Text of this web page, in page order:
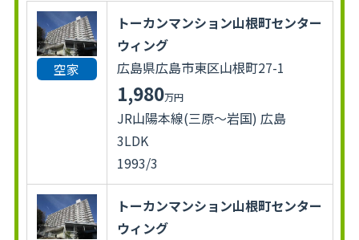
空家
トーカンマンション山根町センター
ウィング
広島県広島市東区山根町27-1
1,980万円
JR山陽本線(三原～岩国) 広島
3LDK
1993/3
トーカンマンション山根町センター
ウィング